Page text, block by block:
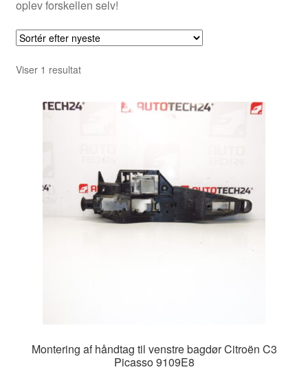
oplev forskellen selv!
Viser 1 resultat
Montering af håndtag til venstre bagdør Citroën C3
Picasso 9109E8